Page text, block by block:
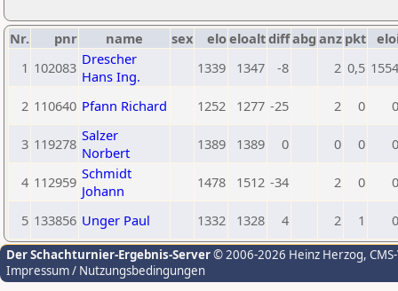
Nr. pnr name sex eloeloaltdiffabg anz pkt
1 102083 Drescher
Hans Ing.
1339 1347 -8 2 0,5 1554
2 110640 Pfann Richard 1252 1277 -25 2 0 0
3 119278 Salzer
Norbert
1389 1389 0 0 0 0
4 112959 Schmidt
Johann
1478 1512 -34 2 0 0
5 133856 Unger Paul 1332 1328 4 2 1 0
Der Schachturnier-Ergebnis-Server© 2006-2026 Heinz Herzog,
Impressum / Nutzungsbedingungen